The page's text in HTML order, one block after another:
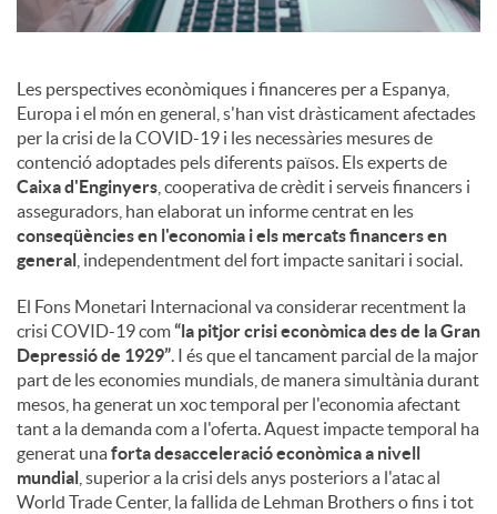
Les perspectives econòmiques i financeres per a Espanya,
Europa i el món en general, s'han vist dràsticament afectades
per la crisi de la COVID-19 i les necessàries mesures de
contenció adoptades pels diferents països. Els experts de
Caixa d'Enginyers , cooperativa de crèdit i serveis financers i
asseguradors, han elaborat un informe centrat en les
conseqüències en l'economia i els mercats financers en
general , independentment del fort impacte sanitari i social.
El Fons Monetari Internacional va considerar recentment la
crisi COVID-19 com“la pitjor crisi econòmica des de la Gran
Depressió de 1929”. I és que el tancament parcial de la major
part de les economies mundials, de manera simultània durant
mesos, ha generat un xoc temporal per l'economia afectant
tant a la demanda com a l'oferta. Aquest impacte temporal ha
generat unaforta desacceleració econòmica a nivell
mundial , superior a la crisi dels anys posteriors a l'atac al
World Trade Center, la fallida de Lehman Brothers o fins i tot